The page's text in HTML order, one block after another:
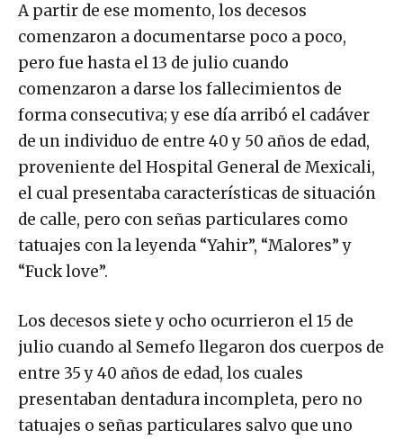
A partir de ese momento, los decesos
comenzaron a documentarse poco a poco,
pero fue hasta el 13 de julio cuando
comenzaron a darse los fallecimientos de
forma consecutiva; y ese día arribó el cadáver
de un individuo de entre 40 y 50 años de edad,
proveniente del Hospital General de Mexicali,
el cual presentaba características de situación
de calle, pero con señas particulares como
tatuajes con la leyenda “Yahir”, “Malores” y
“Fuck love”.
Los decesos siete y ocho ocurrieron el 15 de
julio cuando al Semefo llegaron dos cuerpos de
entre 35 y 40 años de edad, los cuales
presentaban dentadura incompleta, pero no
tatuajes o señas particulares salvo que uno